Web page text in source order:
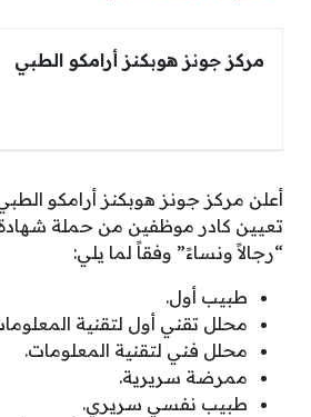
مركز جونز هوبكنز أرامكو الطبي
أعلن مركز جونز هوبكنز أرامكو
تعيين كادر موظفين من حملة شهادة
“رجالاً ونساءً” وفقاً لما يلي:
طبيب أول.
محلل تقني أول لتقنية
محلل فني لتقنية المعلومات.
ممرضة سريرية.
طبيب نفسي سريري.